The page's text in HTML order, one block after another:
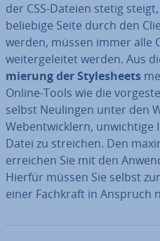
der CSS-Dateien stetig
beliebige Seite durch den
werden, müssen immer alle
wei­ter­ge­lei­tet werden. Aus
mie­rung der Style­sheets
Online-Tools wie die
selbst Neulingen unter den
Web­ent­wick­lern, un­wich­ti­ge
Datei zu streichen. Den
erreichen Sie mit den
Hierfür müssen Sie selbst
einer Fachkraft in Anspruch